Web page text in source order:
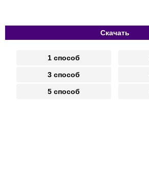
Скачать
1 способ
3 способ
5 способ